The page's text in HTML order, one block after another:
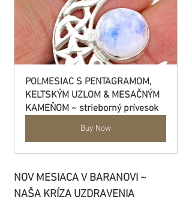
POLMESIAC S PENTAGRAMOM,
KELTSKÝM UZLOM & MESAČNÝM
KAMEŇOM ~ strieborný prívesok
Buy Now
NOV MESIACA V BARANOVI ~
NAŠA KRÍZA UZDRAVENIA